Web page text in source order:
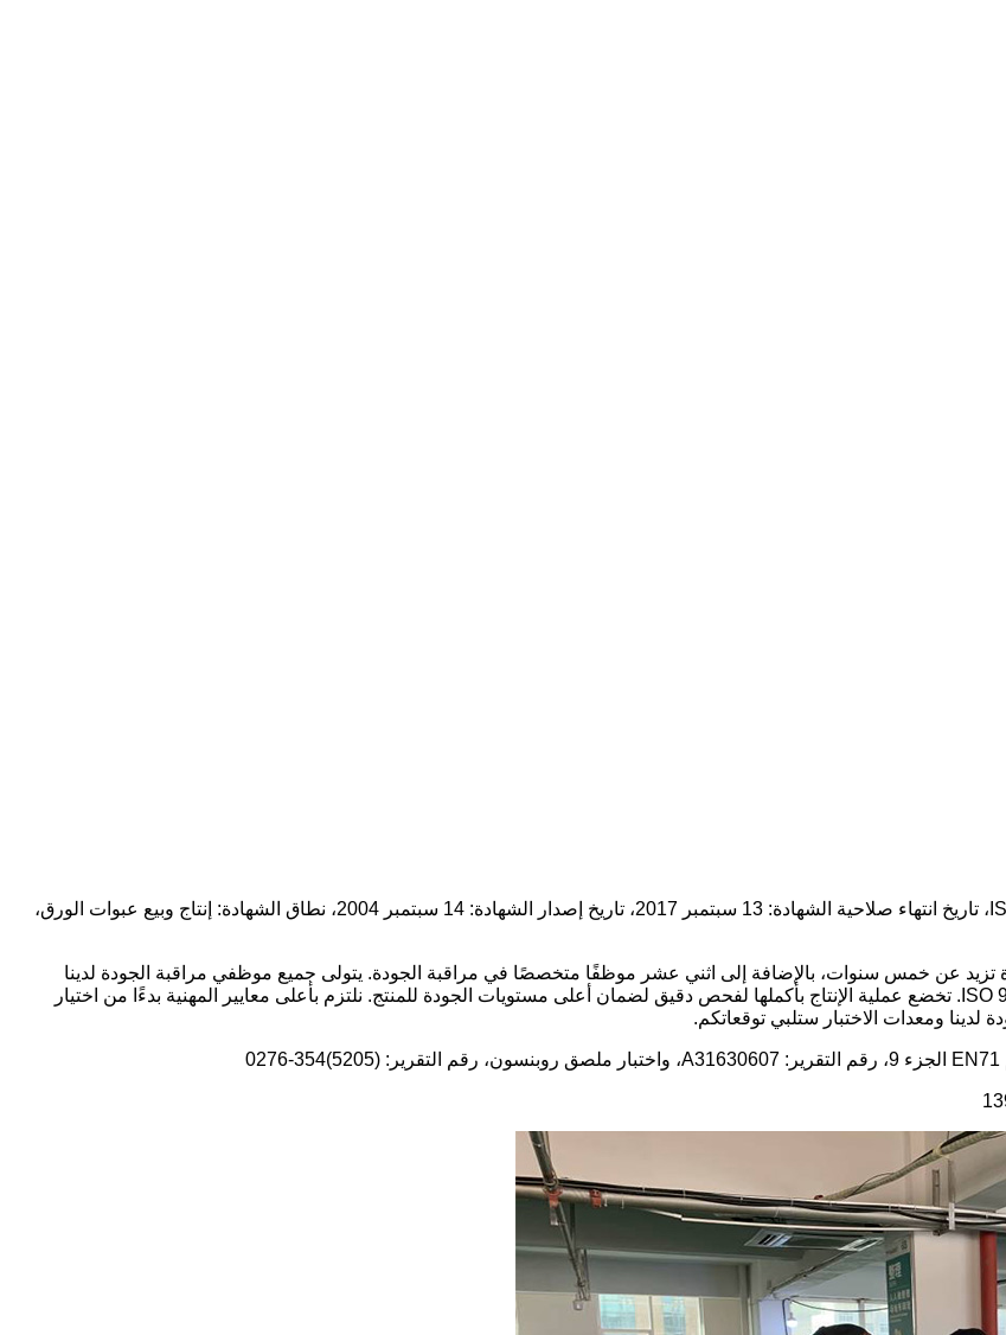
رقم الشهادة: 0406097، معيار الشهادة: ISO 9001:2000، تاريخ انتهاء صلاحية الشهادة: 13 سبتمبر 2017، تاريخ إصدار الشهادة: 14 سبتمبر 2004، نطاق الشهادة: إنتاج وبيع عبوات الورق،
تزيد عن خمس سنوات، بالإضافة إلى اثني عشر موظفًا متخصصًا في مراقبة الجودة. يتولى جميع موظفي مراقبة الجودة لدينا
مسؤولية إجراء فحوصات جودة صارمة وفقًا لمعيار شهادة الجودة ISO 9001:2000. تخضع عملية الإنتاج بأكملها لفحص دقيق لضمان أعلى مستويات الجودة للمنتج. نلتزم بأعلى معايير المهنية بدءًا من اختيار
لدينا ومعدات الاختبار ستلبي توقعاتكم.